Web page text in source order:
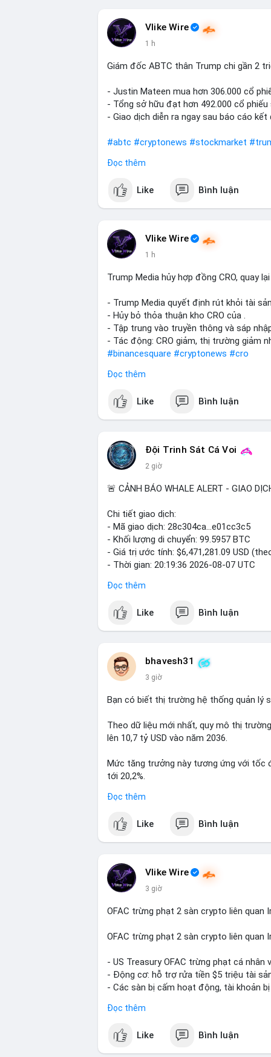
Vlike Wire
1 h
Giám đốc ABTC thân Trump chi gần 2
- Justin Mateen mua hơn 306.000 cổ
- Tổng sở hữu đạt hơn 492.000 cổ
- Giao dịch diễn ra ngay sau báo cáo
#abtc #cryptonews #stockmarket
$btc $eth
#vlikevn #titanbot
Đọc thêm
Like Bình luận
Vlike Wire
1 h
Trump Media hủy hợp đồng CRO, quay
- Trump Media quyết định rút khỏi tài
- Hủy bỏ thỏa thuận kho CRO của .
- Tập trung vào truyền thông và sáp
- Tác động: CRO giảm, thị trường giảm
#binancesquare #cryptonews #cro
$cro
#vlikevn #titanbot
Đọc thêm
Like Bình luận
Đội Trinh Sát Cá Voi
2 giờ
🚨 CẢNH BÁO WHALE ALERT - GIAO
Chi tiết giao dịch:
- Mã giao dịch: 28c304ca...e01cc3c5
- Khối lượng di chuyển: 99.5957 BTC
- Giá trị ước tính: $6,471,281.09 USD
- Thời gian: 20:19:36 2026-08-07 UTC
Nhận định phân tích: Khối lượng 99.6
gặp ở hai kịch bản: cá voi nạp lên sàn
chuyển sang ví lạnh nhằm tích lũy dài
BTC vào ví nóng sàn, khả năng cao là
hoạt động, đó là tín hiệu gom hàng chiến
tránh hành động theo cảm xúc. Xác
#99dot6btc #capvoichuyentien
Đọc thêm
Like Bình luận
bhavesh31
3 giờ
Bạn có biết thị trường hệ thống quản lý
Theo dữ liệu mới nhất, quy mô thị
lên 10,7 tỷ USD vào năm 2036.
Mức tăng trưởng này tương ứng với tốc
tới 20,2%.
Điều gì đang thúc đẩy sự tăng trưởng
Đọc thêm
Like Bình luận
Vlike Wire
3 giờ
OFAC trừng phạt 2 sàn crypto liên quan
OFAC trừng phạt 2 sàn crypto liên quan
- US Treasury OFAC trừng phạt cá nhân
- Động cơ: hỗ trợ rửa tiền $5 triệu tài
- Các sàn bị cấm hoạt động, tài khoản bị
$btc $eth
Đọc thêm
Like Bình luận